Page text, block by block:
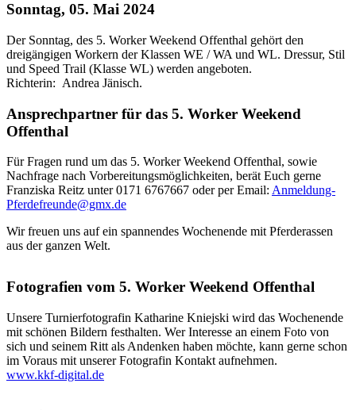
Sonntag, 05. Mai 2024
Der Sonntag, des 5. Worker Weekend Offenthal gehört den
dreigängigen Workern der Klassen WE / WA und WL. Dressur, Stil
und Speed Trail (Klasse WL) werden angeboten.
Richterin: Andrea Jänisch.
Ansprechpartner für das 5. Worker Weekend
Offenthal
Für Fragen rund um das 5. Worker Weekend Offenthal, sowie
Nachfrage nach Vorbereitungsmöglichkeiten, berät Euch gerne
Franziska Reitz unter 0171 6767667 oder per Email: Anmeldung-
Pferdefreunde@gmx.de
Wir freuen uns auf ein spannendes Wochenende mit Pferderassen
aus der ganzen Welt.
Fotografien vom 5. Worker Weekend Offenthal
Unsere Turnierfotografin Katharine Kniejski wird das Wochenende
mit schönen Bildern festhalten. Wer Interesse an einem Foto von
sich und seinem Ritt als Andenken haben möchte, kann gerne schon
im Voraus mit unserer Fotografin Kontakt aufnehmen.
www.kkf-digital.de